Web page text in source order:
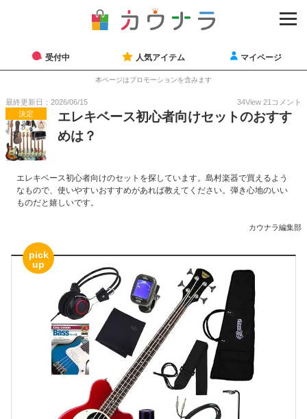
受付中 人気アイテム マイページ
本ページはプロモーションを含みます
最終更新日：2026/06/15 34View 21 コメント
決定
エレキベース初心者向けセットのおすす
めは？
エレキベース初心者向けのセットを探しています。島村楽器で買えるよう
なもので、使いやすいおすすめがあれば教えてください。弾き心地のいい
ものだと嬉しいです。
カウナラ編集部
pick
up